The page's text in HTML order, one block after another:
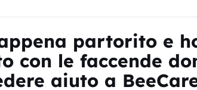
partorito e
con le faccende
aiuto a